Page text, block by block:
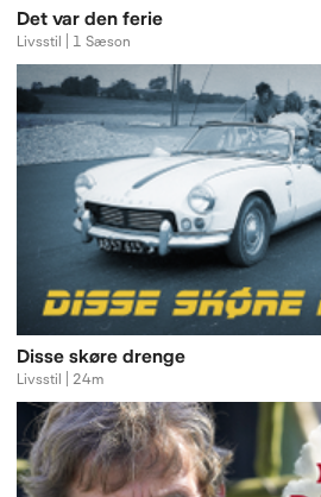
Det var den ferie
Livsstil | 1 Sæson
Disse skøre drenge
Livsstil | 24m